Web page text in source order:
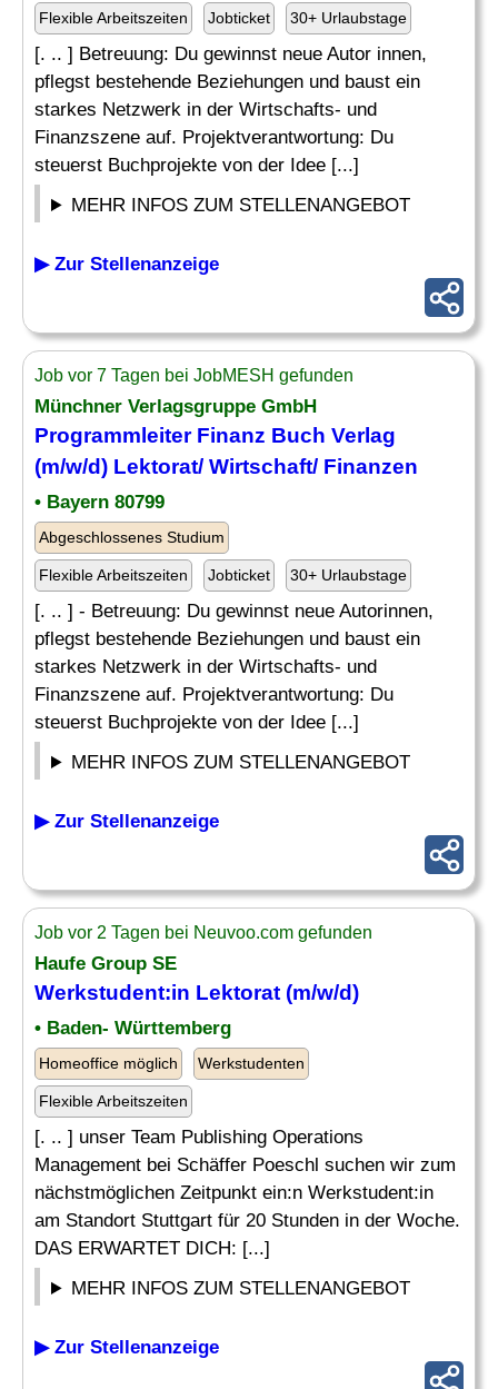
Flexible Arbeitszeiten Jobticket 30+ Urlaubstage
[. .. ] Betreuung: Du gewinnst neue Autor innen,
pflegst bestehende Beziehungen und baust ein
starkes Netzwerk in der Wirtschafts- und
Finanzszene auf. Projektverantwortung: Du
steuerst Buchprojekte von der Idee [...]
MEHR INFOS ZUM STELLENANGEBOT
▶ Zur Stellenanzeige
Job vor 7 Tagen bei JobMESH gefunden
Münchner Verlagsgruppe GmbH
Programmleiter Finanz Buch Verlag
(m/w/d) Lektorat/ Wirtschaft/ Finanzen
• Bayern 80799
Abgeschlossenes Studium
Flexible Arbeitszeiten Jobticket 30+ Urlaubstage
[. .. ] - Betreuung: Du gewinnst neue Autorinnen,
pflegst bestehende Beziehungen und baust ein
starkes Netzwerk in der Wirtschafts- und
Finanzszene auf. Projektverantwortung: Du
steuerst Buchprojekte von der Idee [...]
MEHR INFOS ZUM STELLENANGEBOT
▶ Zur Stellenanzeige
Job vor 2 Tagen bei Neuvoo.com gefunden
Haufe Group SE
Werkstudent:in Lektorat (m/w/d)
• Baden- Württemberg
Homeoffice möglich Werkstudenten
Flexible Arbeitszeiten
[. .. ] unser Team Publishing Operations
Management bei Schäffer Poeschl suchen wir zum
nächstmöglichen Zeitpunkt ein:n Werkstudent:in
am Standort Stuttgart für 20 Stunden in der Woche.
DAS ERWARTET DICH: [...]
MEHR INFOS ZUM STELLENANGEBOT
▶ Zur Stellenanzeige